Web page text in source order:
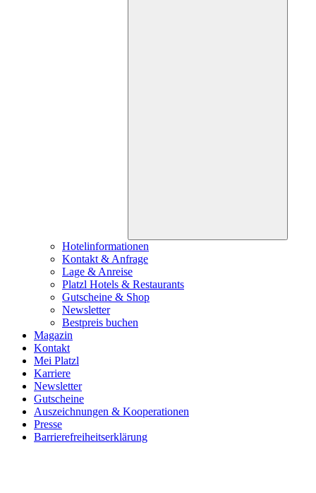
Hotelinformationen
Kontakt & Anfrage
Lage & Anreise
Platzl Hotels & Restaurants
Gutscheine & Shop
Newsletter
Bestpreis buchen
Magazin
Kontakt
Mei Platzl
Karriere
Newsletter
Gutscheine
Auszeichnungen & Kooperationen
Presse
Barrierefreiheitserklärung